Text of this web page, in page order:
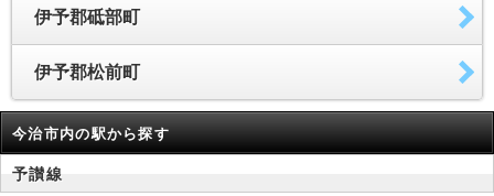
伊予郡砥部町
伊予郡松前町
今治市内の駅から探す
予讃線